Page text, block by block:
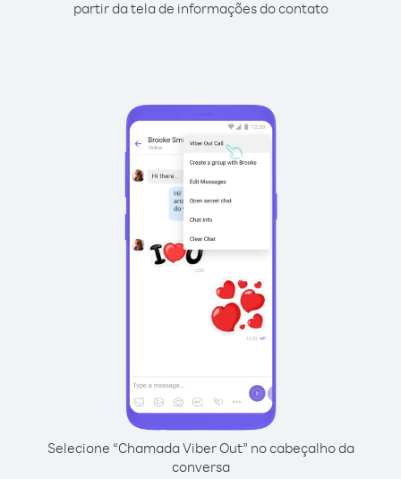
partir da tela de informações do contato
Selecione “Chamada Viber Out” no cabeçalho da
conversa